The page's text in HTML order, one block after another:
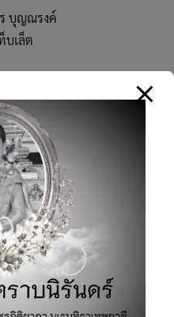
บุญณรงค์
บเล็ต
ดับกลาง
ำกัด (มหาชน)